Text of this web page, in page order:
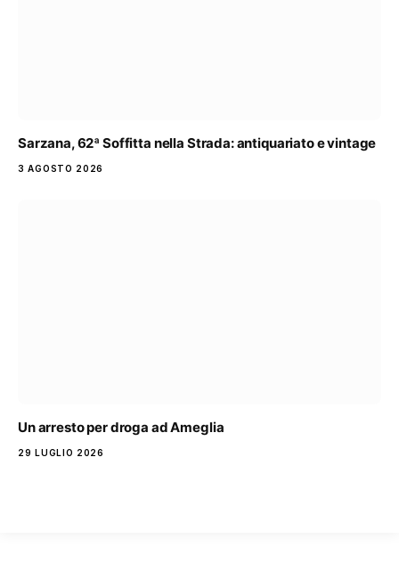
Sarzana, 62ª Soffitta nella Strada: antiquariato e vintage
3 AGOSTO 2026
Un arresto per droga ad Ameglia
29 LUGLIO 2026